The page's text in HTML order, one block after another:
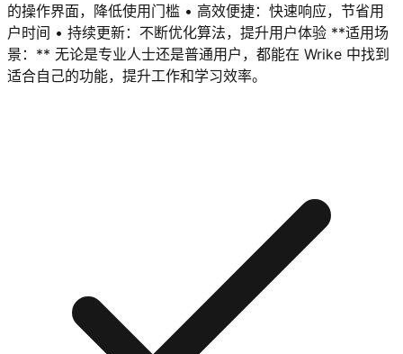
的操作界面，降低使用门槛 • 高效便捷：快速响应，节省用
户时间 • 持续更新：不断优化算法，提升用户体验 **适用场
景：** 无论是专业人士还是普通用户，都能在 Wrike 中找到
适合自己的功能，提升工作和学习效率。